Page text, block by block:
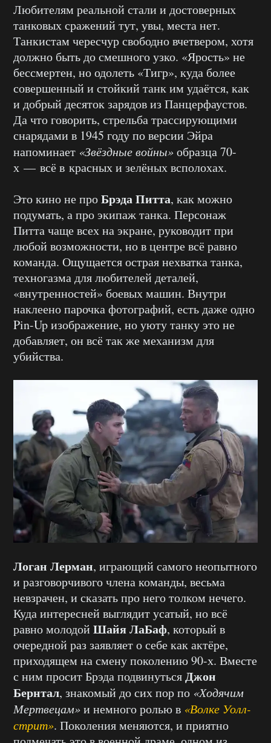
Любителям реальной стали и достоверных
танковых сражений тут, увы, места нет.
Танкистам чересчур свободно вчетвером, хотя
должно быть до смешного узко. «Ярость» не
бессмертен, но одолеть «Тигр», куда более
совершенный и стойкий танк им удаётся, как
и добрый десяток зарядов из Панцерфаустов.
Да что говорить, стрельба трассирующими
снарядами в 1945 году по версии Эйра
напоминает «Звёздные войны»образца 70-
х — всё в красных и зелёных всполохах.
Это кино не проБрэда Питта, как можно
подумать, а про экипаж танка. Персонаж
Питта чаще всех на экране, руководит при
любой возможности, но в центре всё равно
команда. Ощущается острая нехватка танка,
техногазма для любителей деталей,
«внутренностей» боевых машин. Внутри
наклеено парочка фотографий, есть даже одно
Pin-Up изображение, но уюту танку это не
добавляет, он всё так же механизм для
убийства.
Логан Лерман, играющий самого неопытного
и разговорчивого члена команды, весьма
невзрачен, и сказать про него толком нечего.
Куда интересней выглядит усатый, но всё
равно молодой Шайя ЛаБаф, который в
очередной раз заявляет о себе как актёре,
приходящем на смену поколению 90-х. Вместе
с ним просит Брэда подвинутьсяДжон
Бернтал, знакомый до сих пор по «Ходячим
Мертвецам»и немного ролью в «Волке Уолл-
стрит». Поколения меняются, и приятно